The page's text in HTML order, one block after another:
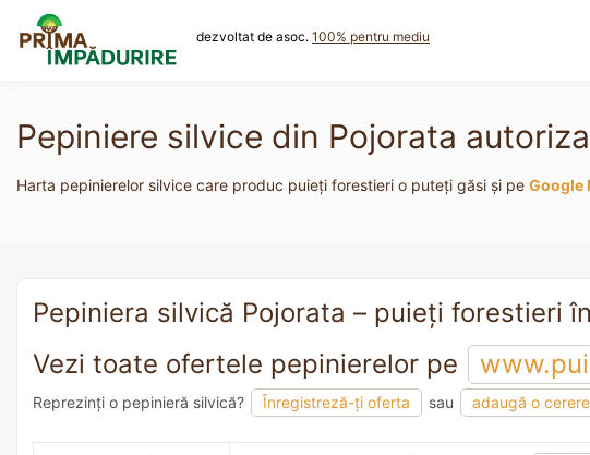
content
dezvoltat de asoc. 100% pentru mediu
Pepiniere silvice din Pojorata
Harta pepinierelor silvice care produc puieți forestieri o puteți găsi și pe Google
Pepiniera silvică Pojorata – puieți forestieri
Vezi toate ofertele pepinierelor pe
Reprezinți o pepinieră silvică? Înregistreză-ți oferta sau
adaugă o cerere